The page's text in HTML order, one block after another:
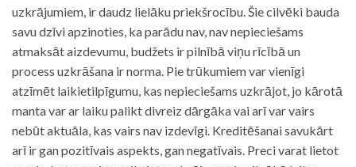
uzkrājumiem, ir daudz lielāku priekšrocību. Šie cilvēki bauda
savu dzīvi apzinoties, ka parādu nav, nav nepieciešams
atmaksāt aizdevumu, budžets ir pilnībā viņu rīcībā un
process uzkrāšana ir norma. Pie trūkumiem var vienīgi
atzīmēt laikietilpīgumu, kas nepieciešams uzkrājot, jo kārotā
manta var ar laiku palikt divreiz dārgāka vai arī var vairs
nebūt aktuāla, kas vairs nav izdevīgi. Kreditēšanai savukārt
arī ir gan pozitīvais aspekts, gan negatīvais. Preci varat lietot